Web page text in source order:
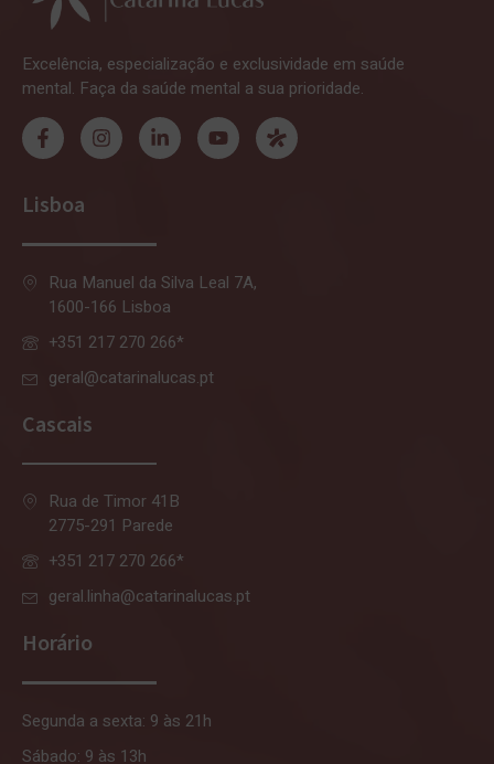
Excelência, especialização e exclusividade em saúde
mental. Faça da saúde mental a sua prioridade.
Lisboa
Rua Manuel da Silva Leal 7A,
1600-166 Lisboa
+351 217 270 266*
geral@catarinalucas.pt
Cascais
Rua de Timor 41B
2775-291 Parede
+351 217 270 266*
geral.linha@catarinalucas.pt
Horário
Segunda a sexta: 9 às 21h
Sábado: 9 às 13h